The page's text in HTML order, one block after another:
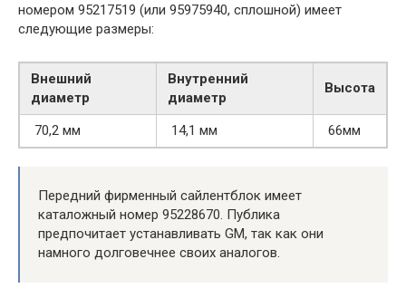
номером 95217519 (или 95975940, сплошной) имеет
следующие размеры:
Внешний
диаметр
Внутренний
диаметр
Высота
70,2 мм 14,1 мм 66мм
Передний фирменный сайлентблок имеет
каталожный номер 95228670. Публика
предпочитает устанавливать GM, так как они
намного долговечнее своих аналогов.